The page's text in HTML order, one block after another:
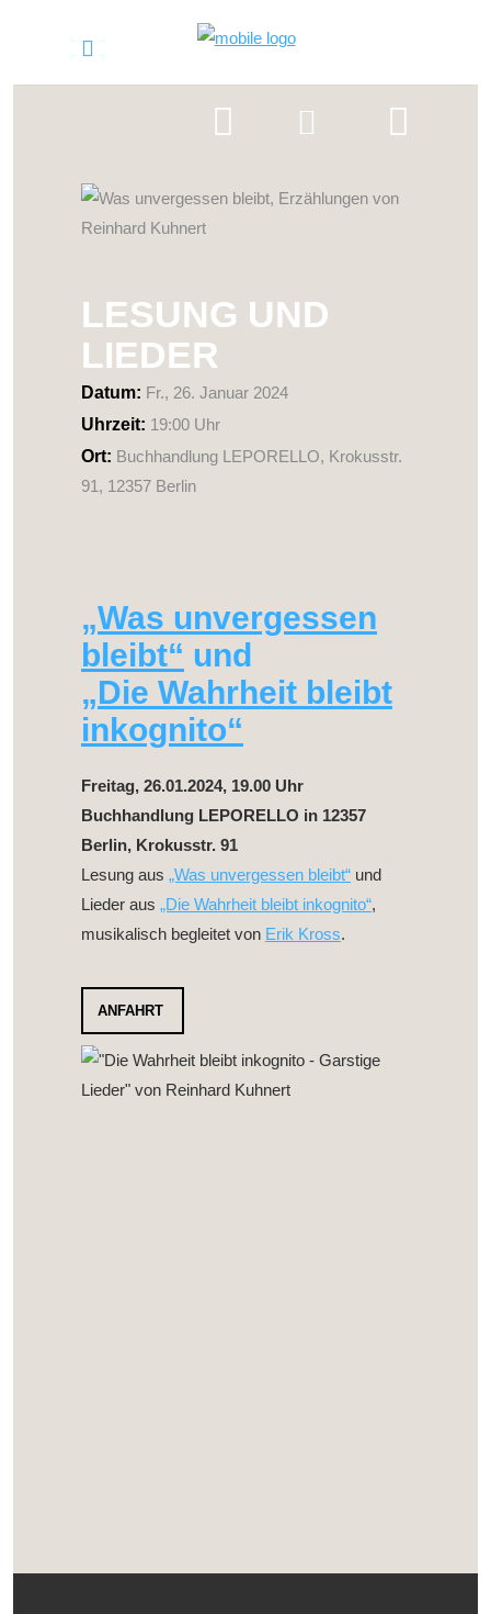
LESUNG UND
LIEDER
Datum: Fr., 26. Januar 2024
Uhrzeit: 19:00 Uhr
Ort: Buchhandlung LEPORELLO, Krokusstr.
91, 12357 Berlin
„Was unvergessen
bleibt“ und
„Die Wahrheit bleibt
inkognito“
Freitag, 26.01.2024, 19.00 Uhr
Buchhandlung LEPORELLO in 12357
Berlin, Krokusstr. 91
Lesung aus „Was unvergessen bleibt“ und
Lieder aus „Die Wahrheit bleibt inkognito“,
musikalisch begleitet von Erik Kross.
ANFAHRT